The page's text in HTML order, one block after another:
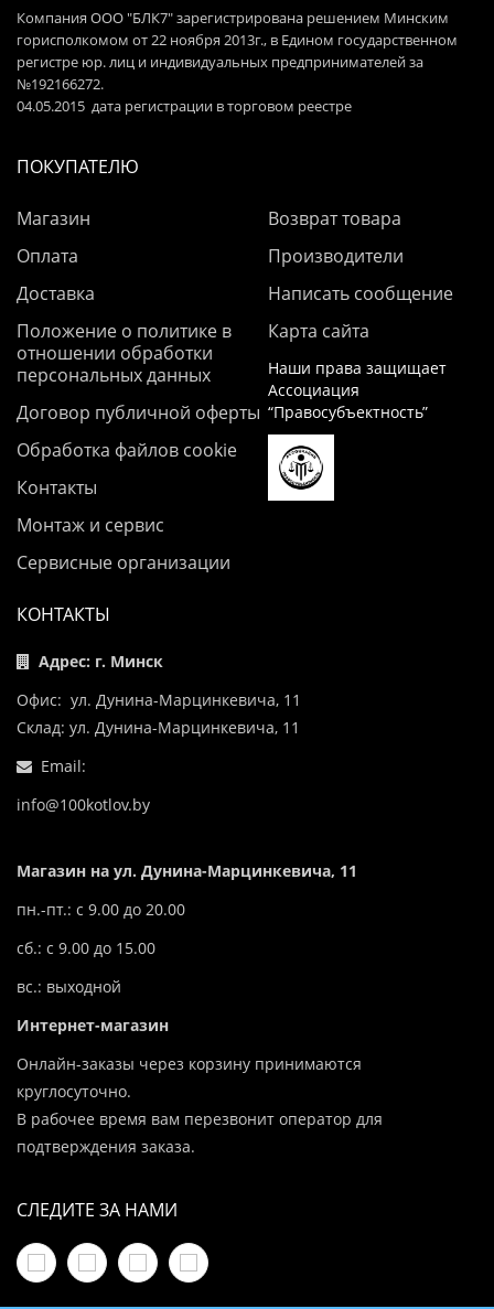
Компания ООО "БЛК7" зарегистрирована решением Минским
горисполкомом от 22 ноября 2013г., в Едином государственном
регистре юр. лиц и индивидуальных предпринимателей за
№192166272.
04.05.2015 дата регистрации в торговом реестре
ПОКУПАТЕЛЮ
Магазин
Оплата
Доставка
Положение о политике в
отношении обработки
персональных данных
Договор публичной оферты
Обработка файлов cookie
Контакты
Монтаж и сервис
Сервисные организации
Возврат товара
Производители
Написать сообщение
Карта сайта
Наши права защищает
Ассоциация
“Правосубъектность”
КОНТАКТЫ
Адрес: г. Минск
Офис: ул. Дунина-Марцинкевича, 11
Склад: ул. Дунина-Марцинкевича, 11
Email:
info@100kotlov.by
Магазин на ул. Дунина-Марцинкевича, 11
пн.-пт.: с 9.00 до 20.00
сб.: с 9.00 до 15.00
вс.: выходной
Интернет-магазин
Онлайн-заказы через корзину принимаются
круглосуточно.
В рабочее время вам перезвонит оператор для
подтверждения заказа.
СЛЕДИТЕ ЗА НАМИ